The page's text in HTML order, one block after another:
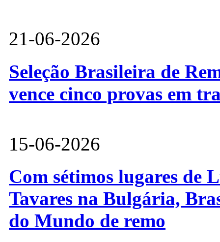
21-06-2026
Seleção Brasileira de
vence cinco provas em
15-06-2026
Com sétimos lugares de
Tavares na Bulgária,
do Mundo de remo